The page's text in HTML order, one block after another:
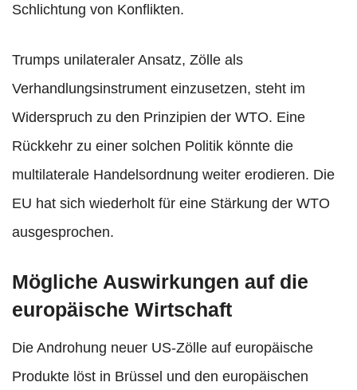
Schlichtung von Konflikten.
Trumps unilateraler Ansatz, Zölle als
Verhandlungsinstrument einzusetzen, steht im
Widerspruch zu den Prinzipien der WTO. Eine
Rückkehr zu einer solchen Politik könnte die
multilaterale Handelsordnung weiter erodieren. Die
EU hat sich wiederholt für eine Stärkung der WTO
ausgesprochen.
Mögliche Auswirkungen auf die
europäische Wirtschaft
Die Androhung neuer US-Zölle auf europäische
Produkte löst in Brüssel und den europäischen